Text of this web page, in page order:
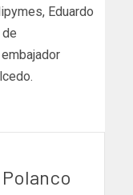
Eduardo
Polanco